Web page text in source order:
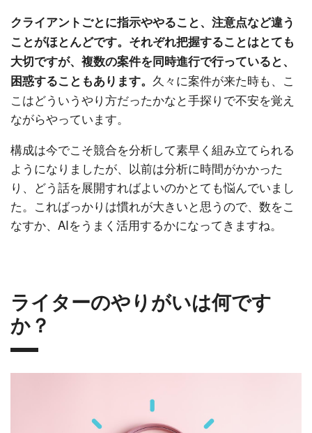
クライアントごとに指示ややること、注意点など違う
ことがほとんどです。それぞれ把握することはとても
大切ですが、複数の案件を同時進行で行っていると、
困惑することもあります。 久々に案件が来た時も、こ
こはどういうやり方だったかなと手探りで不安を覚え
ながらやっています。
構成は今でこそ競合を分析して素早く組み立てられる
ようになりましたが、以前は分析に時間がかかった
り、どう話を展開すればよいのかとても悩んでいまし
た。こればっかりは慣れが大きいと思うので、数をこ
なすか、AIをうまく活用するかになってきますね。
ライターのやりがいは何です
か？